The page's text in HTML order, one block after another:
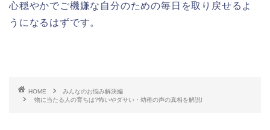
心穏やかでご機嫌な自分のための毎日を取り戻せるよ
うになるはずです。
HOME
みんなのお悩み解決編
物に当たる人の育ちは?怖いやダサい・幼稚の声の真相を解説!